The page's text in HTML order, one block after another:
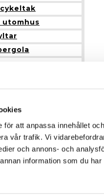
för att anpassa innehållet
vår trafik. Vi
och annons- och
information som du
utomhus
material